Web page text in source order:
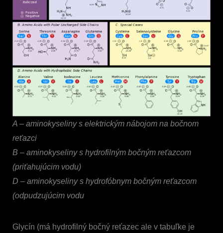
A –aminokyseliny s elektrickým nábojom na bočnom
reťazci
B –aminokyseliny s hydrofilným bočným reťazcom
(priťahujúcim vodu)
D – aminokyseliny s hydrofóbnym bočným reťazcom
(odpudzujúcim vodu
Glycín (má hydrofilný bočný reťazec ale v tabuľke je